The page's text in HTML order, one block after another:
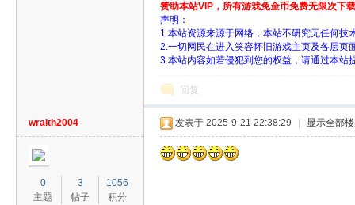
赞助本站VIP，所有游戏免金币免费无限次下
声明：
1.本站资源来源于网络，本站不研究无任何
2.一切网民在进入笑容怀旧游戏主页及各层页
3.本站内容如若侵犯到您的权益，请通过本站
回复
wraith2004
0
主题
3
帖子
1056
积分
发表于 2025-9-21 22:38:29 显示全部